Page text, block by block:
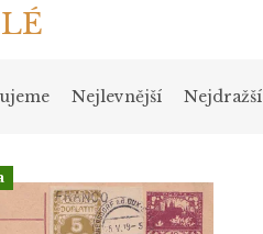
Nejlevnější Nejdražší